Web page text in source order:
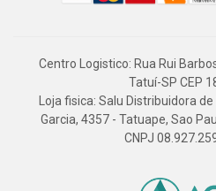
Centro Logistico: Rua Rui
Tatuí-SP CEP
Loja fisica: Salu Distribuidora
Garcia, 4357 - Tatuape, Sao
CNPJ